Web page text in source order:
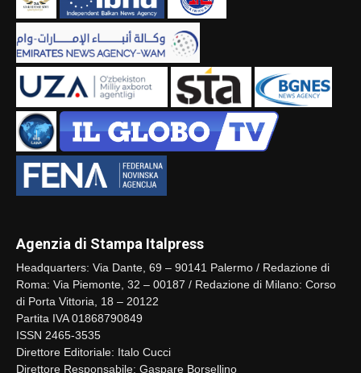
Agenzia di Stampa Italpress
Headquarters: Via Dante, 69 – 90141 Palermo / Redazione di
Roma: Via Piemonte, 32 – 00187 / Redazione di Milano: Corso
di Porta Vittoria, 18 – 20122
Partita IVA 01868790849
ISSN 2465-3535
Direttore Editoriale: Italo Cucci
Direttore Responsabile: Gaspare Borsellino